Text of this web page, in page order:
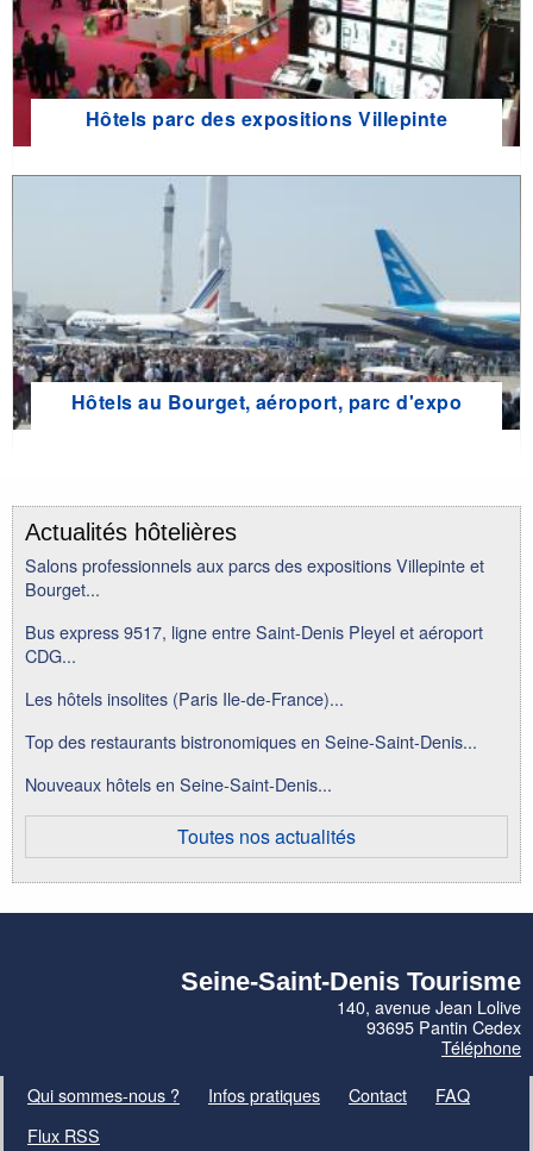
Hôtels parc des expositions Villepinte
Hôtels au Bourget, aéroport, parc d'expo
Actualités hôtelières
Salons professionnels aux parcs des expositions Villepinte et
Bourget...
Bus express 9517, ligne entre Saint-Denis Pleyel et aéroport
CDG...
Les hôtels insolites (Paris Ile-de-France)...
Top des restaurants bistronomiques en Seine-Saint-Denis...
Nouveaux hôtels en Seine-Saint-Denis...
Toutes nos actualités
Seine-Saint-Denis Tourisme
140, avenue Jean Lolive
93695 Pantin Cedex
Téléphone
Qui sommes-nous ?
Infos pratiques Contact
FAQ
Flux RSS